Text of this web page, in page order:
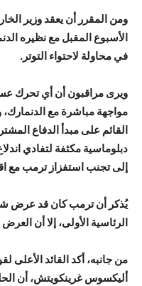
ومن المقرر أن يعقد وزير
الأسبوع المقبل مع نظيره
في محاولة لاحتواء التوتر.
ويرى مراقبون أن أي تحرك
مواجهة مباشرة مع
القائم على مبدأ الدفاع
دبلوماسية مكثفة لتفادي
إلى تجنب استفزاز ترمب مع
الرئاسية الأولى، إلا أن
من جانبه، أكد القائد الأعلى
أليكسوس غرينكويتش، أن